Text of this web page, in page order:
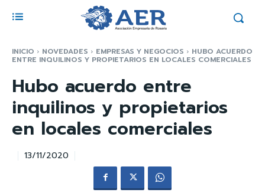
INICIO NOVEDADES EMPRESAS Y NEGOCIOS HUBO ACUERDO
ENTRE INQUILINOS Y PROPIETARIOS EN LOCALES COMERCIALES
Hubo acuerdo entre
inquilinos y propietarios
en locales comerciales
13/11/2020